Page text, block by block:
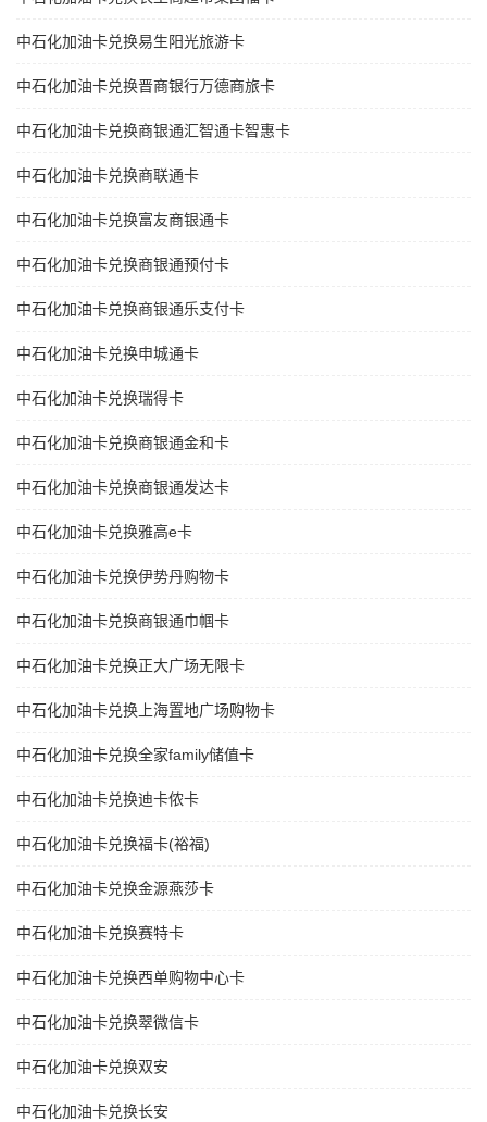
中石化加油卡兑换易生阳光旅游卡
中石化加油卡兑换晋商银行万德商旅卡
中石化加油卡兑换商银通汇智通卡智惠卡
中石化加油卡兑换商联通卡
中石化加油卡兑换富友商银通卡
中石化加油卡兑换商银通预付卡
中石化加油卡兑换商银通乐支付卡
中石化加油卡兑换申城通卡
中石化加油卡兑换瑞得卡
中石化加油卡兑换商银通金和卡
中石化加油卡兑换商银通发达卡
中石化加油卡兑换雅高e卡
中石化加油卡兑换伊势丹购物卡
中石化加油卡兑换商银通巾帼卡
中石化加油卡兑换正大广场无限卡
中石化加油卡兑换上海置地广场购物卡
中石化加油卡兑换全家family储值卡
中石化加油卡兑换迪卡侬卡
中石化加油卡兑换福卡(裕福)
中石化加油卡兑换金源燕莎卡
中石化加油卡兑换赛特卡
中石化加油卡兑换西单购物中心卡
中石化加油卡兑换翠微信卡
中石化加油卡兑换双安
中石化加油卡兑换长安